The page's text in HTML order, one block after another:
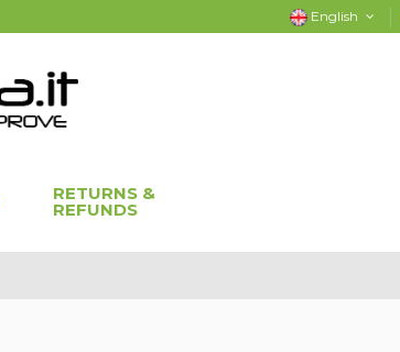
English
RETURNS &
REFUNDS